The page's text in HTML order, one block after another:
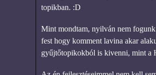
topikban. :D
Mint mondtam, nyilván nem
fest hogy komment lavina akar
gyűjtőtopikokból is kivenni, mint a